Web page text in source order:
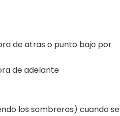
de atras o punto bajo por
de adelante
los sombreros) cuando se